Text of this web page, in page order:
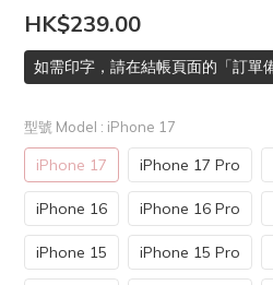
HK$239.00
如需印字，請在結帳頁面的「訂單
型號 Model : iPhone 17
iPhone 17 iPhone 17 Pro
iPhone 16 iPhone 16 Pro
iPhone 15 iPhone 15 Pro